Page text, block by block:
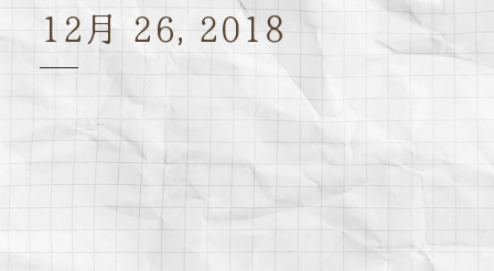
12月 26, 2018